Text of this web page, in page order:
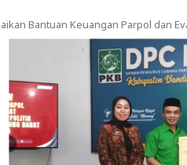
Bantuan Keuangan Parpol dan